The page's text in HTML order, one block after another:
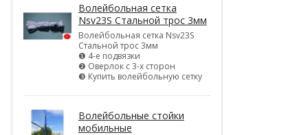
Волейбольная сетка
Nsv23S Стальной трос 3мм
Волейбольная сетка Nsv23S
Стальной трос 3мм
❶ 4-е подвязки
❷ Оверлок с 3-х сторон
❸ Купить волейбольную сетку
Волейбольные стойки
мобильные